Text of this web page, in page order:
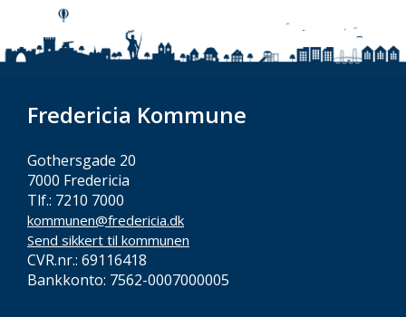
Fredericia Kommune
Gothersgade 20
7000 Fredericia
Tlf.: 7210 7000
kommunen@fredericia.dk
Send sikkert til kommunen
CVR.nr.: 69116418
Bankkonto: 7562-0007000005